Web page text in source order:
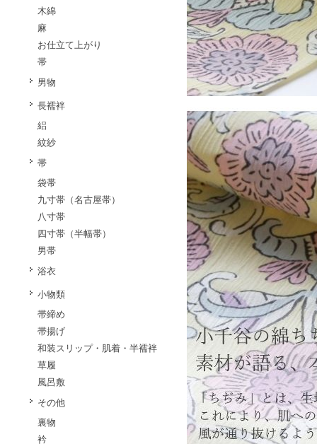
木綿
麻
お仕立て上がり
帯
男物
長襦袢
絽
紋紗
帯
袋帯
九寸帯（名古屋帯）
八寸帯
四寸帯（半幅帯）
男帯
浴衣
小物類
帯締め
帯揚げ
和装スリップ・肌着・半襦袢
草履
風呂敷
その他
裏物
衿